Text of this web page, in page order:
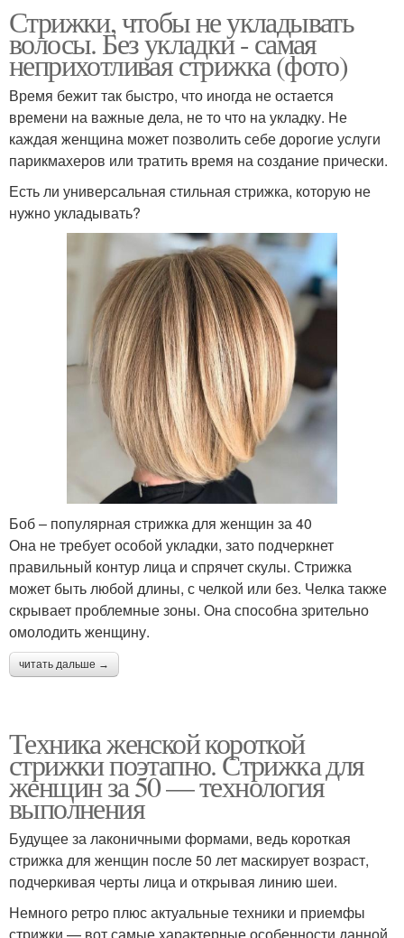
Стрижки, чтобы не укладывать
волосы. Без укладки - самая
неприхотливая стрижка (фото)
Время бежит так быстро, что иногда не остается
времени на важные дела, не то что на укладку. Не
каждая женщина может позволить себе дорогие услуги
парикмахеров или тратить время на создание прически.
Есть ли универсальная стильная стрижка, которую не
нужно укладывать?
Боб – популярная стрижка для женщин за 40
Она не требует особой укладки, зато подчеркнет
правильный контур лица и спрячет скулы. Стрижка
может быть любой длины, с челкой или без. Челка также
скрывает проблемные зоны. Она способна зрительно
омолодить женщину.
читать дальше →
Техника женской короткой
стрижки поэтапно. Стрижка для
женщин за 50 — технология
выполнения
Будущее за лаконичными формами, ведь короткая
стрижка для женщин после 50 лет маскирует возраст,
подчеркивая черты лица и открывая линию шеи.
Немного ретро плюс актуальные техники и приемфы
стрижки — вот самые характерные особенности данной